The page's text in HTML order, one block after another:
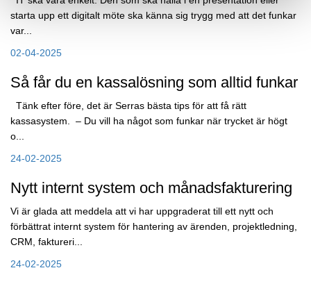
starta upp ett digitalt möte ska känna sig trygg med att det funkar
var...
02-04-2025
Så får du en kassalösning som alltid funkar
Tänk efter före, det är Serras bästa tips för att få rätt
kassasystem. – Du vill ha något som funkar när trycket är högt
o...
24-02-2025
Nytt internt system och månadsfakturering
Vi är glada att meddela att vi har uppgraderat till ett nytt och
förbättrat internt system för hantering av ärenden, projektledning,
CRM, faktureri...
24-02-2025